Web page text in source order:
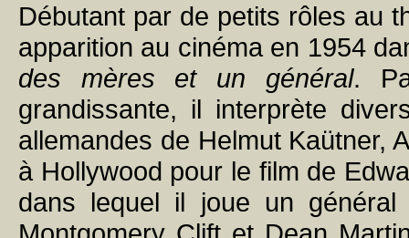
Débutant par de petits rôles au
apparition au cinéma en 1954
des mères et un général.
grandissante, il interprète
allemandes de Helmut Kaütner,
à Hollywood pour le film de
dans lequel il joue un